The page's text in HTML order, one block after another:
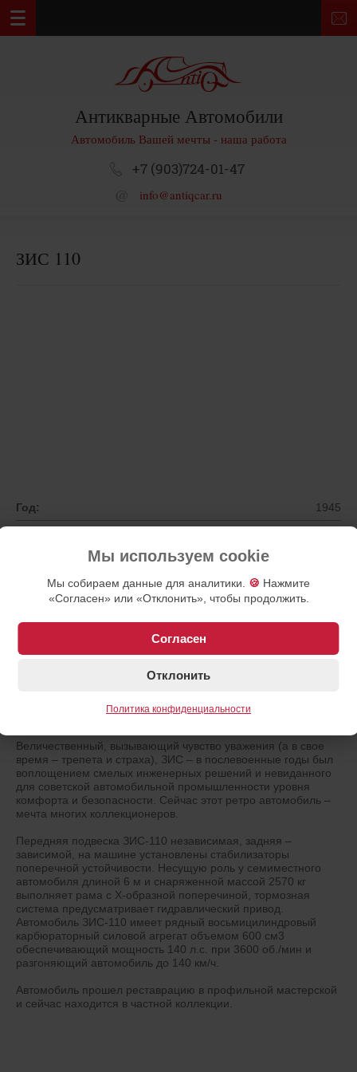
Антикварные Автомобили
Автомобиль Вашей мечты - наша работа
+7 (903)724-01-47
info@antiqcar.ru
ЗИС 110
Год:
1945
Кузов:
Лимузин
Назад в каталог
Величественный, вызывающий чувство уважения (а в свое
время – трепета и страха), ЗИС – в послевоенные годы был
воплощением смелых инженерных решений и невиданного
для советской автомобильной промышленности уровня
комфорта и безопасности. Сейчас этот ретро автомобиль –
мечта многих коллекционеров.
Передняя подвеска ЗИС-110 независимая, задняя –
зависимой, на машине установлены стабилизаторы
поперечной устойчивости. Несущую роль у семиместного
автомобиля длиной 6 м и снаряженной массой 2570 кг
выполняет рама с Х-образной поперечиной, тормозная
система предусматривает гидравлический привод.
Автомобиль ЗИС-110 имеет рядный восьмицилиндровый
карбюраторный силовой агрегат объемом 600 см3
обеспечивающий мощность 140 л.с. при 3600 об./мин и
разгоняющий автомобиль до 140 км/ч.
Автомобиль прошел реставрацию в профильной мастерской
и сейчас находится в частной коллекции.
Мы используем cookie
Мы собираем данные для аналитики. 🍪 Нажмите
«Согласен» или «Отклонить», чтобы продолжить.
Согласен
Отклонить
Политика конфиденциальности